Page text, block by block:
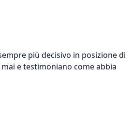
più decisivo in posizione di
e testimoniano come abbia